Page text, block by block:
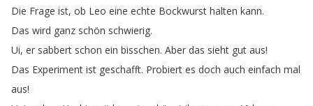
Die Frage ist, ob Leo eine echte Bockwurst halten kann.
Das wird ganz schön schwierig.
Ui, er sabbert schon ein bisschen. Aber das sieht gut aus!
Das Experiment ist geschafft. Probiert es doch auch einfach mal
aus!